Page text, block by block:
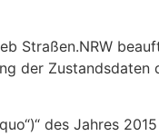
Straßen.NRW
der Zustandsdaten
des Jahres